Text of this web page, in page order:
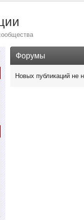
Форумы
Новых публикаций не